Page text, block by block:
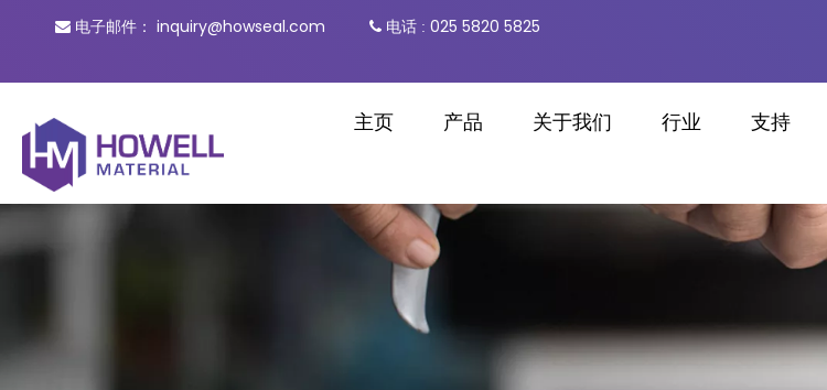
 电子邮件： inquiry@howseal.com  电话 : 025 5820 5825
主页 产品 关于我们 行业 支持